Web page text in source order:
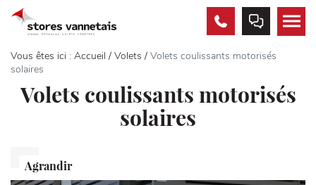
02
97
63
PRENDRE
RDV
Vous êtes ici : Accueil / Volets / Volets coulissants motorisés
solaires
Volets coulissants motorisés
solaires
Agrandir